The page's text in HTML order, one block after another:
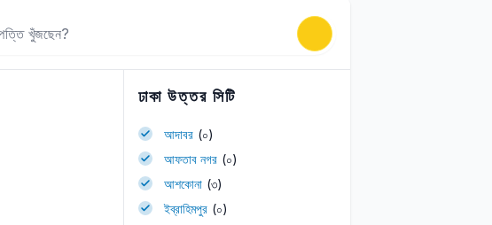
ঢাকা উত্তর সিটি
আদাবর (০)
আফতাব নগর (০)
আশকোনা (৩)
ইব্রাহিমপুর (০)